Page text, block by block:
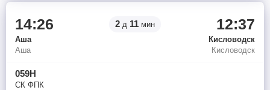
14:26 2 д 11 мин 12:37
Аша
Кисловодск
Аша
Кисловодск
059Н
СК ФПК